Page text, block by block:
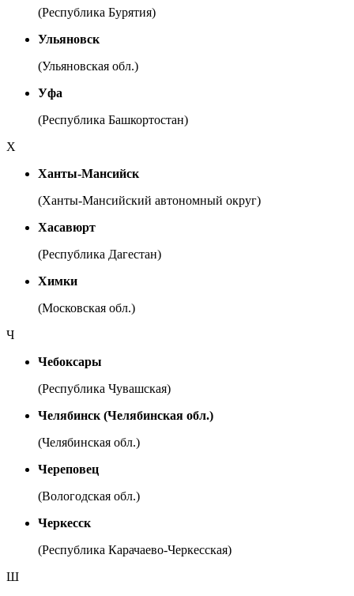
(Республика Бурятия)
Ульяновск
(Ульяновская обл.)
Уфа
(Республика Башкортостан)
Х
Ханты-Мансийск
(Ханты-Мансийский автономный округ)
Хасавюрт
(Республика Дагестан)
Химки
(Московская обл.)
Ч
Чебоксары
(Республика Чувашская)
Челябинск (Челябинская обл.)
(Челябинская обл.)
Череповец
(Вологодская обл.)
Черкесск
(Республика Карачаево-Черкесская)
Ш